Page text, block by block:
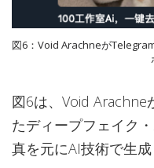
図6：Void Arachneが
図6は、Void Arachne
たディープフェイク
真を元にAI技術で生